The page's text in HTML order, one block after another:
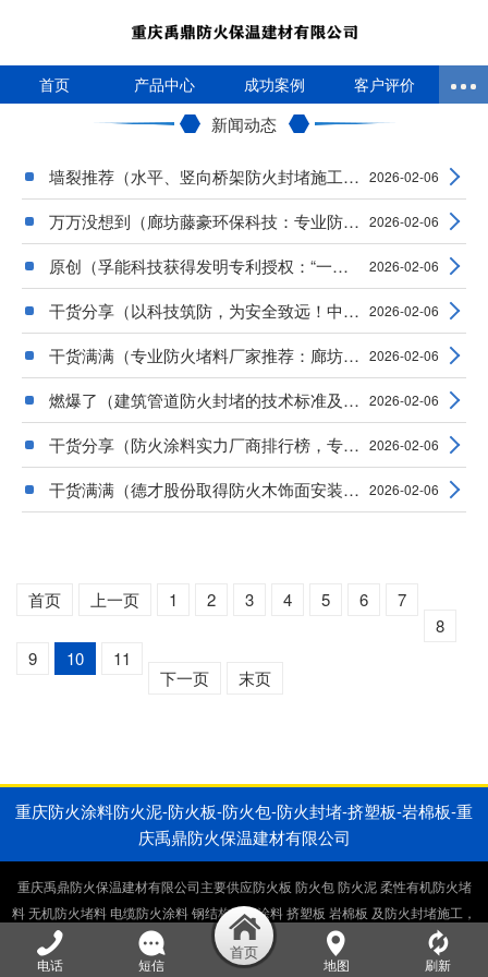
首页 产品中心 成功案例 客户评价
新闻动态
墙裂推荐（水平、竖向桥架防火封堵施工质量控 2026-02-06
万万没想到（廊坊藤豪环保科技：专业防火涂料 2026-02-06
原创（孚能科技获得发明专利授权：“一种集成 2026-02-06
干货分享（以科技筑防，为安全致远！中隅涂料 2026-02-06
干货满满（专业防火堵料厂家推荐：廊坊昊优环 2026-02-06
燃爆了（建筑管道防火封堵的技术标准及做法） 2026-02-06
干货分享（防火涂料实力厂商排行榜，专业可靠 2026-02-06
干货满满（德才股份取得防火木饰面安装机构专 2026-02-06
首页 上一页 1 2 3 4 5 6
7
8
9
10
11
下一页
末页
重庆防火涂料防火泥-防火板-防火包-防火封堵-挤塑板-岩棉板-重
庆禹鼎防火保温建材有限公司
重庆禹鼎防火保温建材有限公司主要供应防火板 防火包 防火泥 柔性有机防火堵
料 无机防火堵料 电缆防火涂料 钢结构防火涂料 挤塑板 岩棉板 及防火封堵施工，
电缆井防火封堵施工，桥架防火封堵施工。生产销售一体厂家直供。
电话
短信 地图 刷新